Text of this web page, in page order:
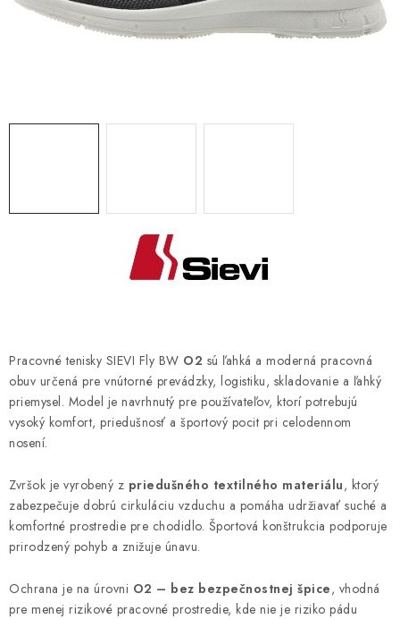
Často kladené otázky
INFORMÁCIE PRE ZÁKAZNÍKOV
Pracovné tenisky SIEVI Fly BW O2 sú ľahká a moderná pracovná
obuv určená pre vnútorné prevádzky, logistiku, skladovanie a ľahký
priemysel. Model je navrhnutý pre používateľov, ktorí potrebujú
vysoký komfort, priedušnosť a športový pocit pri celodennom
nosení.
Zvršok je vyrobený z priedušného textilného materiálu, ktorý
zabezpečuje dobrú cirkuláciu vzduchu a pomáha udržiavať suché a
komfortné prostredie pre chodidlo. Športová konštrukcia podporuje
prirodzený pohyb a znižuje únavu.
Ochrana je na úrovni O2 – bez bezpečnostnej špice, vhodná
pre menej rizikové pracovné prostredie, kde nie je riziko pádu